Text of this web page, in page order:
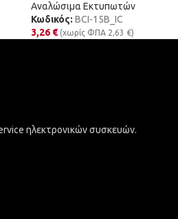
Αναλώσιμα Εκτυπωτών
Κωδικός: BCI-15B_IC
3,26 € (χωρίς ΦΠΑ 2,63 €)
ηλεκτρονικών συσκευών.